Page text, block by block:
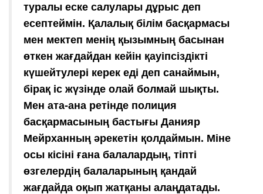
туралы еске салулары дұрыс деп
есептеймін. Қалалық білім басқармасы
мен мектеп менің қызымның басынан
өткен жағдайдан кейін қауіпсіздікті
күшейтулері керек еді деп санаймын,
бірақ іс жүзінде олай болмай шықты.
Мен ата-ана ретінде полиция
басқармасының бастығы Данияр
Мейрханның әрекетін қолдаймын. Міне
осы кісіні ғана балалардың, тіпті
өзгелердің балаларының қандай
жағдайда оқып жатқаны алаңдатады.